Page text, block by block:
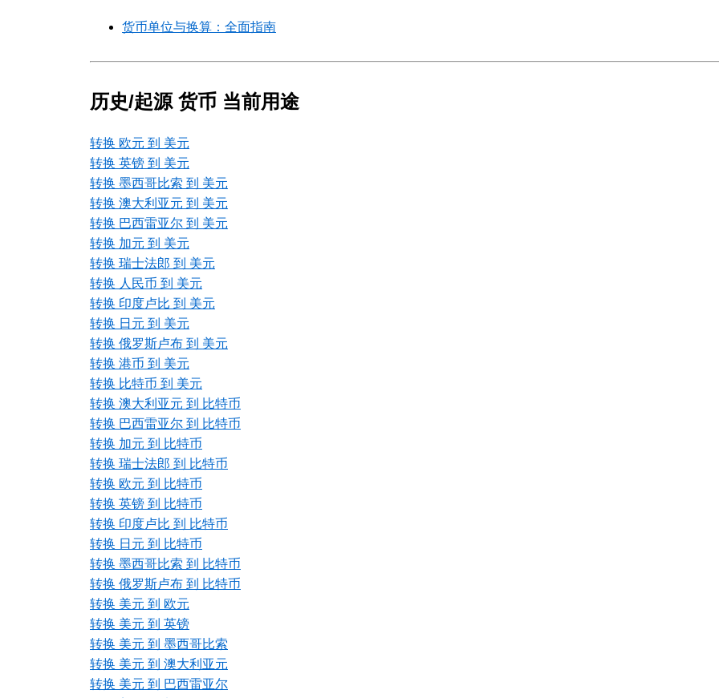
货币单位与换算：全面指南
历史/起源 货币 当前用途
转换 欧元 到 美元
转换 英镑 到 美元
转换 墨西哥比索 到 美元
转换 澳大利亚元 到 美元
转换 巴西雷亚尔 到 美元
转换 加元 到 美元
转换 瑞士法郎 到 美元
转换 人民币 到 美元
转换 印度卢比 到 美元
转换 日元 到 美元
转换 俄罗斯卢布 到 美元
转换 港币 到 美元
转换 比特币 到 美元
转换 澳大利亚元 到 比特币
转换 巴西雷亚尔 到 比特币
转换 加元 到 比特币
转换 瑞士法郎 到 比特币
转换 欧元 到 比特币
转换 英镑 到 比特币
转换 印度卢比 到 比特币
转换 日元 到 比特币
转换 墨西哥比索 到 比特币
转换 俄罗斯卢布 到 比特币
转换 美元 到 欧元
转换 美元 到 英镑
转换 美元 到 墨西哥比索
转换 美元 到 澳大利亚元
转换 美元 到 巴西雷亚尔